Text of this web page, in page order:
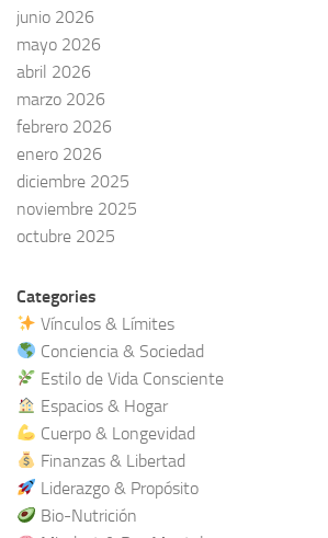
junio 2026
mayo 2026
abril 2026
marzo 2026
febrero 2026
enero 2026
diciembre 2025
noviembre 2025
octubre 2025
Categories
Vínculos & Límites
Conciencia & Sociedad
Estilo de Vida Consciente
Espacios & Hogar
Cuerpo & Longevidad
Finanzas & Libertad
Liderazgo & Propósito
Bio-Nutrición